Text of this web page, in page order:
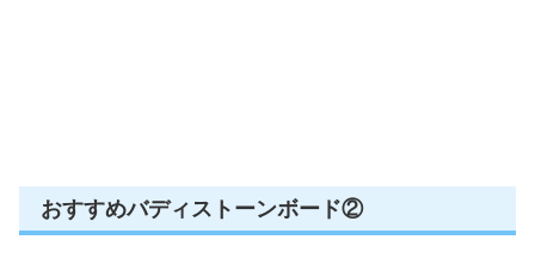
おすすめバディストーンボード②